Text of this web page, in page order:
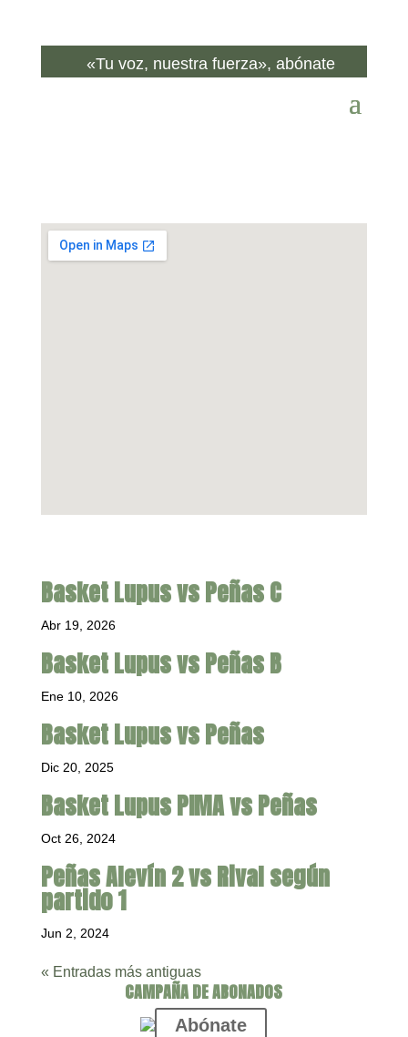
«Tu voz, nuestra fuerza», abónate
Basket Lupus vs Peñas C
Abr 19, 2026
Basket Lupus vs Peñas B
Ene 10, 2026
Basket Lupus vs Peñas
Dic 20, 2025
Basket Lupus PIMA vs Peñas
Oct 26, 2024
Peñas Alevín 2 vs Rival según
partido 1
Jun 2, 2024
« Entradas más antiguas
CAMPAÑA DE ABONADOS
Abónate